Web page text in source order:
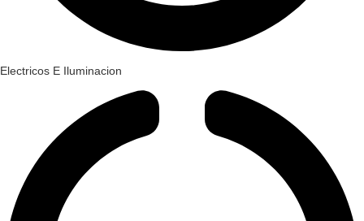
Electricos E Iluminacion